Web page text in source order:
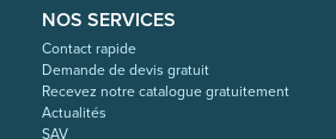
NOS SERVICES
Contact rapide
Demande de devis gratuit
Recevez notre catalogue gratuitement
Actualités
SAV